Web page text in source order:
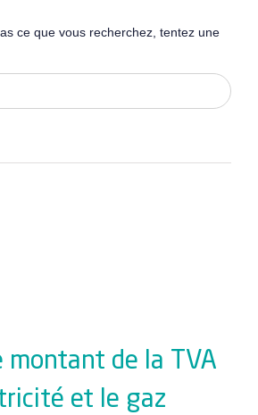
ce que vous recherchez, tentez une
montant de la TVA
et le gaz